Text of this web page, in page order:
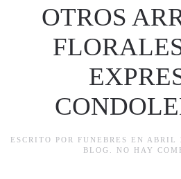
OTROS
ESCRITO POR FUNEBRES EN ABRIL
BLOG
NO HAY